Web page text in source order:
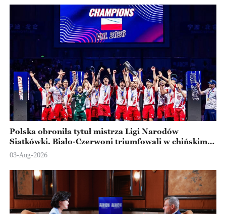
Polska obroniła tytuł mistrza Ligi Narodów
Siatkówki. Biało-Czerwoni triumfowali w chińskim
Ningbo
03-Aug-2026